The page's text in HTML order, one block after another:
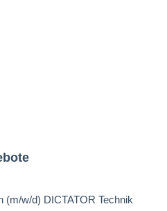
(m/w/d) DICTATOR Technik